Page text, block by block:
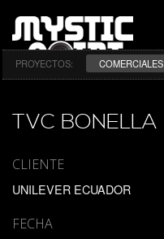
PROYECTOS: COMERCIALES
TVC BONELLA
CLIENTE
UNILEVER ECUADOR
FECHA